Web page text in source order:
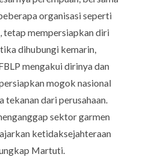
organisasi seperti
tetap mempersiapkan diri
dihubungi kemarin,
mengakui dirinya dan
mogok nasional
tekanan dari perusahaan.
sektor garmen
ketidaksejahteraan
Martuti.